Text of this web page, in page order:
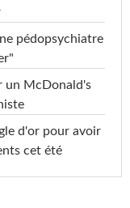
pédopsychiatre
un McDonald's
d'or pour avoir
cet été